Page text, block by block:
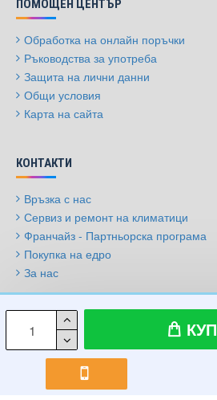
ПОМОЩЕН ЦЕНТЪР
Обработка на онлайн поръчки
Ръководства за употреба
Защита на лични данни
Общи условия
Карта на сайта
КОНТАКТИ
Връзка с нас
Сервиз и ремонт на климатици
Франчайз - Партньорска програма
Покупка на едро
За нас
© 2009-2026, Климатици.бг,